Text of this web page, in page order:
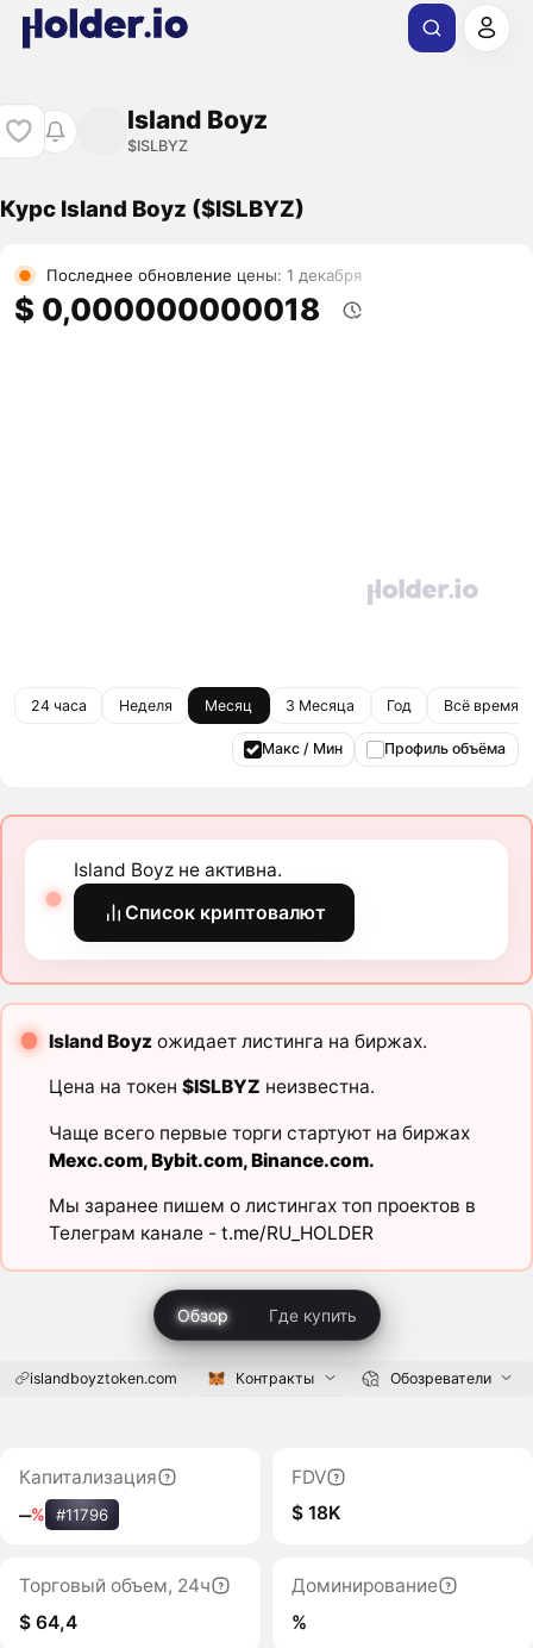
Island Boyz
$ISLBYZ
Курс Island Boyz ($ISLBYZ)
Последнее обновление цены: 1 декабря
$ 0,000000000018
24 часа Неделя Месяц 3 Месяца Год Всё время
Макс / Мин Профиль объёма
Island Boyz не активна.
Список криптовалют
Island Boyzожидает листинга на биржах.
Цена на токен $ISLBYZ неизвестна.
Чаще всего первые торги стартуют на биржах
Mexc.com,Bybit.com,Binance.com.
Мы заранее пишем о листингах топ проектов в
Телеграм канале - t.me/RU_HOLDER
Обзор Где купить
islandboyztoken.com Контракты Обозреватели
Капитализация
‒% #11796
FDV
$ 18K
Торговый объем, 24ч
$ 64,4
Доминирование
%